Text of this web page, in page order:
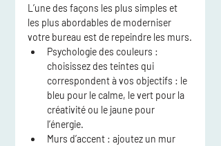
L’une des façons les plus simples et
les plus abordables de moderniser
votre bureau est de repeindre les murs.
Psychologie des couleurs :
choisissez des teintes qui
correspondent à vos objectifs : le
bleu pour le calme, le vert pour la
créativité ou le jaune pour
l’énergie.
Murs d’accent : ajoutez un mur